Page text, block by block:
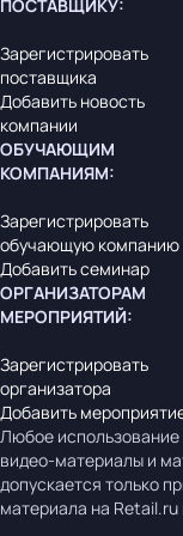
ПОСТАВЩИКУ:
Зарегистрировать
поставщика
Добавить новость
компании
ОБУЧАЮЩИМ
КОМПАНИЯМ:
Зарегистрировать
обучающую компанию
Добавить семинар
ОРГАНИЗАТОРАМ
МЕРОПРИЯТИЙ:
Зарегистрировать
организатора
Добавить
Любое
видео-материалы и
допускается только
материала на